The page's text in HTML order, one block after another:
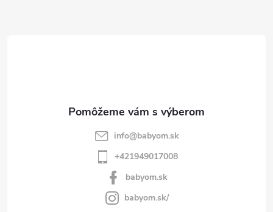
info@babyom.sk
+421949017008
babyom.sk
babyom.sk/